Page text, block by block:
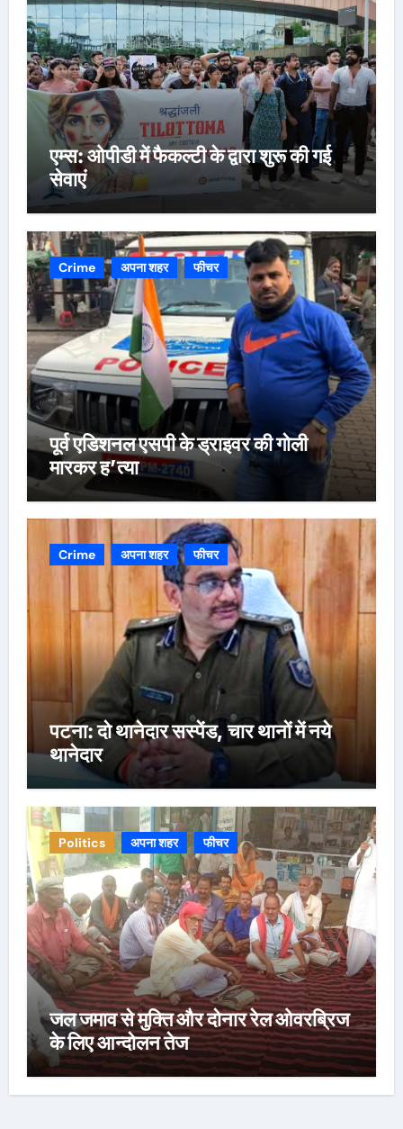
एम्स: ओपीडी में फैकल्टी के द्वारा शुरू की गई
सेवाएं
Crime अपना शहर फीचर
पूर्व एडिशनल एसपी के ड्राइवर की गोली
मारकर ह’त्या
Crime अपना शहर फीचर
पटना: दो थानेदार सस्पेंड, चार थानों में नये
थानेदार
Politics अपना शहर फीचर
जल जमाव से मुक्ति और दोनार रेल ओवरब्रिज
के लिए आन्दोलन तेज